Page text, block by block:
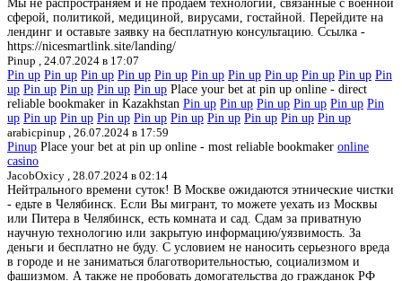
Мы не распространяем и не продаем технологии, связанные с военной
сферой, политикой, медициной, вирусами, гостайной. Перейдите на
лендинг и оставьте заявку на бесплатную консультацию. Ссылка -
https://nicesmartlink.site/landing/
Pinup , 24.07.2024 в 17:07
Pin up Pin up Pin up Pin up Pin up Pin up Pin up Pin up Pin up Pin up Pin
up Pin up Pin up Pin up Pin up Place your bet at pin up online - direct
reliable bookmaker in Kazakhstan Pin up Pin up Pin up Pin up Pin up Pin
up Pin up Pin up Pin up Pin up Pin up Pin up Pin up Pin up Pin up
arabicpinup , 26.07.2024 в 17:59
Pinup Place your bet at pin up online - most reliable bookmaker online
casino
JacobOxicy , 28.07.2024 в 02:14
Нейтрального времени суток! В Москве ожидаются этнические чистки
- едьте в Челябинск. Если Вы мигрант, то можете уехать из Москвы
или Питера в Челябинск, есть комната и сад. Сдам за приватную
научную технологию или закрытую информацию/уязвимость. За
деньги и бесплатно не буду. С условием не наносить серьезного вреда
в городе и не заниматься благотворительностью, социализмом и
фашизмом. А также не пробовать домогательства до гражданок РФ